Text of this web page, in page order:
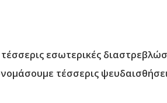
εσωτερικές
τέσσερις